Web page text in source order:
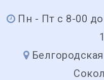
Пн - Пт с 8-00